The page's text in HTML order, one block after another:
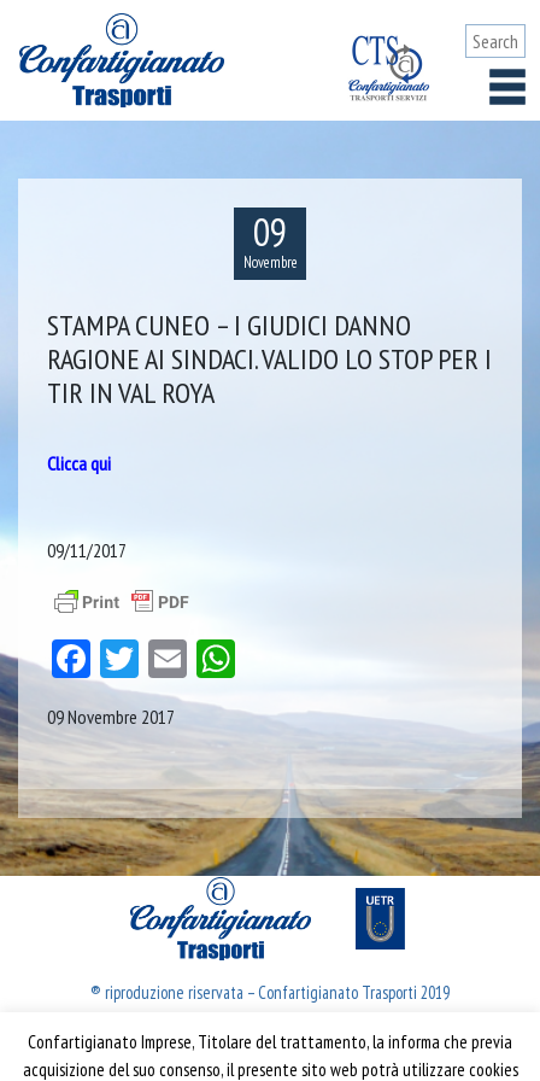
09
Novembre
STAMPA CUNEO – I GIUDICI DANNO
RAGIONE AI SINDACI. VALIDO LO STOP PER I
TIR IN VAL ROYA
Clicca qui
09/11/2017
Facebook
Twitter
Email
09 Novembre 2017
® riproduzione riservata – Confartigianato Trasporti 2019
Confartigianato Trasporti
Confartigianato Imprese, Titolare del trattamento, la informa che previa
acquisizione del suo consenso, il presente sito web potrà utilizzare cookies